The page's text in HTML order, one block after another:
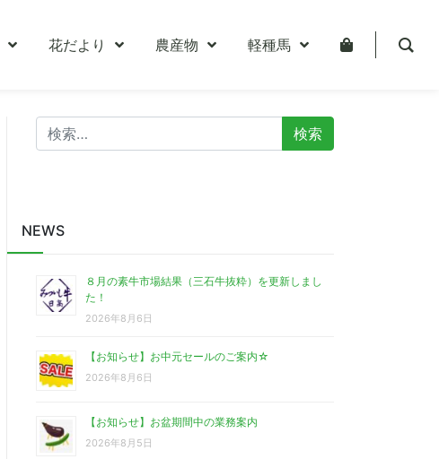
花だより 農産物 軽種馬
検
索:
NEWS
８月の素牛市場結果（三石牛抜粋）を更新しまし
た！
2026年8月6日
【お知らせ】お中元セールのご案内☆
2026年8月6日
【お知らせ】お盆期間中の業務案内
2026年8月5日